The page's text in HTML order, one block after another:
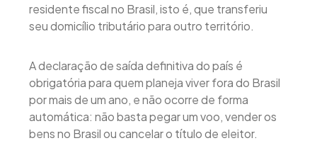
residente fiscal no Brasil, isto é, que transferiu
seu domicílio tributário para outro território.
A declaração de saída definitiva do país é
obrigatória para quem planeja viver fora do Brasil
por mais de um ano, e não ocorre de forma
automática: não basta pegar um voo, vender os
bens no Brasil ou cancelar o título de eleitor.